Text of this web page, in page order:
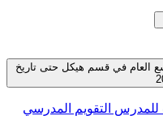
العام في قسم هيكل حتى تاريخ
للمدرس التقويم المدرسي